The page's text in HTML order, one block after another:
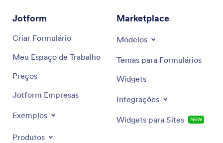
Jotform
Criar Formulário
Meu Espaço de Trabalho
Preços
Jotform Empresas
Exemplos
Produtos
Marketplace
Modelos
Temas para Formulários
Widgets
Integrações
Widgets para Sites NOVO